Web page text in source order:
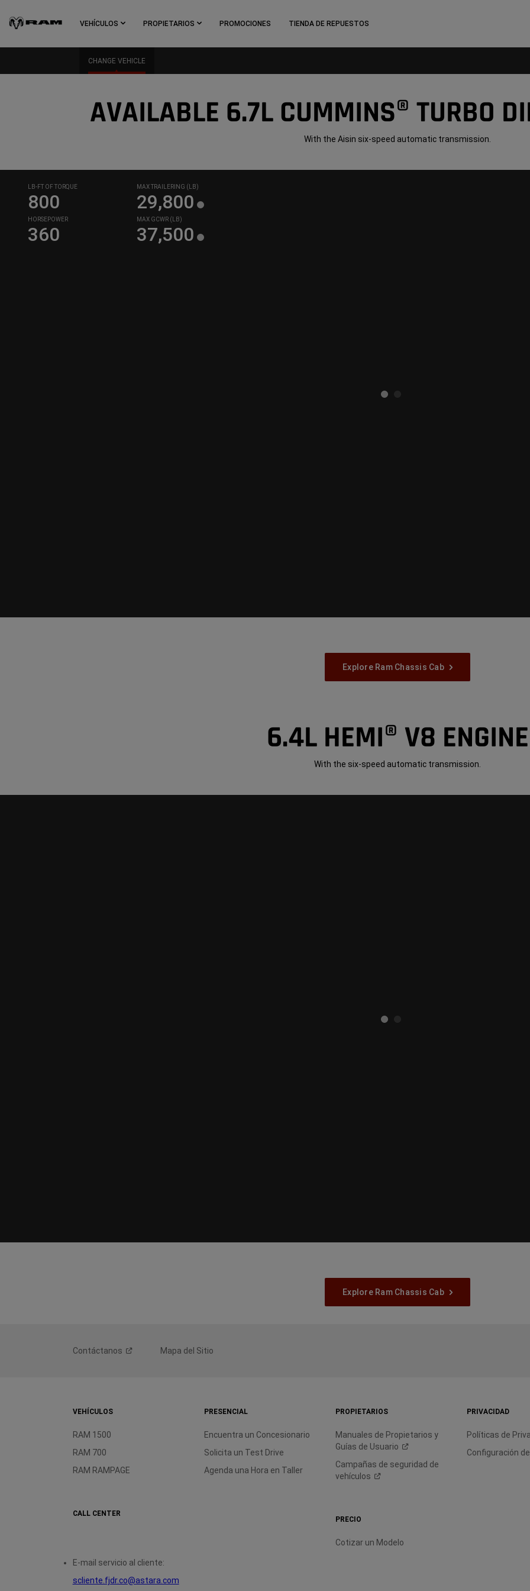
Main
VEHÍCULOS PROPIETARIOS PROMOCIONES TIENDA DE REPUESTOS
CHANGE VEHICLE
AVAILABLE 6.7L CUMMINS® TURBO
With the Aisin six-speed automatic transmission.
LB-FT OF TORQUE
800
MAX TRAILERING (LB)
29,800
HORSEPOWER
360
MAX GCWR (LB)
37,500
Explore Ram Chassis Cab
6.4L HEMI® V8 ENGINE
With the six-speed automatic transmission.
Explore Ram Chassis Cab
Contáctanos Mapa del Sitio
VEHÍCULOS
RAM 1500
RAM 700
RAM RAMPAGE
CALL CENTER
E-mail servicio al cliente:
scliente.fjdr.co@astara.com
PRESENCIAL
Encuentra un Concesionario
Solicita un Test Drive
Agenda una Hora en Taller
PROPIETARIOS
Manuales de Propietarios y
Guías de Usuario
Campañas de seguridad de
vehículos
PRECIO
Cotizar un Modelo
PRIVACIDAD
Políticas de
Configuración